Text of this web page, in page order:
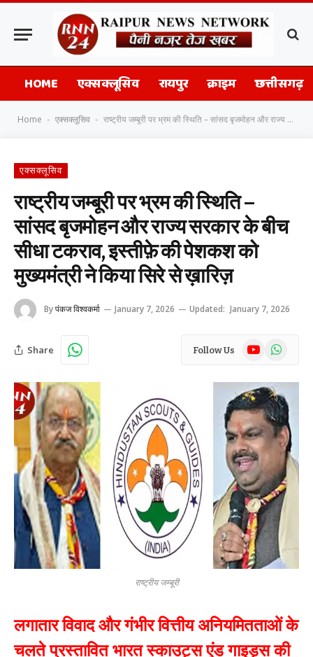
HOME एक्सक्लूसिव रायपुर क्राइम छत्तीसगढ़
Home - एक्सक्लूसिव - राष्ट्रीय जम्बूरी पर भ्रम की स्थिति – सांसद बृजमोहन और राज्य सरकार के बीच सीधा टकराव, इस्तीफ़े की पेशकश को मुख्यमंत्री ने किया सिरे से ख़ारिज़
एक्सक्लूसिव
राष्ट्रीय जम्बूरी पर भ्रम की स्थिति –
सांसद बृजमोहन और राज्य सरकार के बीच
सीधा टकराव, इस्तीफ़े की पेशकश को
मुख्यमंत्री ने किया सिरे से ख़ारिज़
Byपंकज विश्वकर्मा January 7, 2026 Updated: January 7, 2026
Share Follow Us YouTubeWhatsApp
राष्ट्रीय जम्बूरी
लगातार विवाद और गंभीर वित्तीय अनियमितताओं के
चलते प्रस्तावित भारत स्काउट्स एंड गाइड्स की